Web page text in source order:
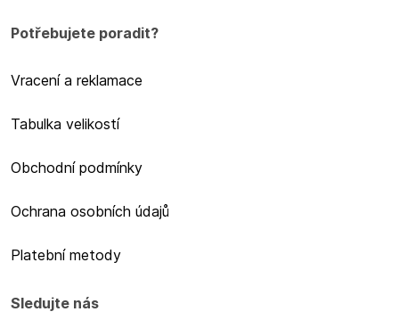
Potřebujete poradit?
Vracení a reklamace
Tabulka velikostí
Obchodní podmínky
Ochrana osobních údajů
Platební metody
Sledujte nás